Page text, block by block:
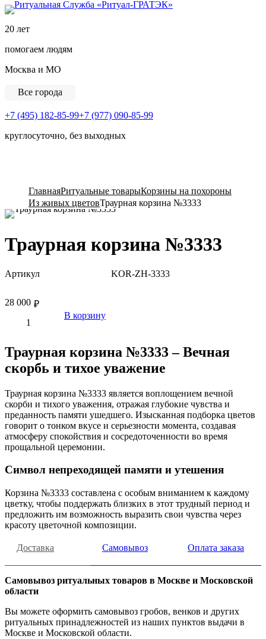
20 лет
помогаем людям
Москва и МО
Все города
+7 (495) 182-85-99+7 (977) 090-85-99
круглосуточно, без выходных
ГлавнаяРитуальные товарыКорзины на похороны
Из живых цветовТраурная корзина №3333
Траурная корзина №3333
Артикул KOR-ZH-3333
₽
28 000
В корзину
Траурная корзина №3333 – Вечная
скорбь и тихое уважение
Траурная корзина №3333 является воплощением вечной
скорби и тихого уважения, отражая глубокие чувства и
преданность памяти ушедшего. Изысканная подборка цветов
говорит о тонком вкусе и серьезности момента, создавая
атмосферу спокойствия и сосредоточенности во время
прощальной церемонии.
Символ непреходящей памяти и утешения
Корзина №3333 составлена с особым вниманием к каждому
цветку, чтобы поддержать близких в этот трудный период и
предложить им возможность выразить свои чувства через
красоту цветочной композиции.
Доставка Самовывоз Оплата заказа
Самовывоз ритуальных товаров в Москве и Московской
области
Вы можете оформить самовывоз гробов, венков и других
ритуальных принадлежностей из наших пунктов выдачи в
Москве и Московской области.